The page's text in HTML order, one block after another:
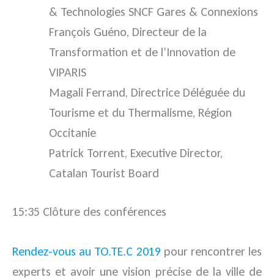
& Technologies SNCF Gares & Connexions
François Guéno, Directeur de la
Transformation et de l’Innovation de
VIPARIS
Magali Ferrand, Directrice Déléguée du
Tourisme et du Thermalisme, Région
Occitanie
Patrick Torrent, Executive Director,
Catalan Tourist Board
15:35 Clôture des conférences
Rendez-vous au TO.TE.C 2019 pour rencontrer les
experts et avoir une vision précise de la ville de